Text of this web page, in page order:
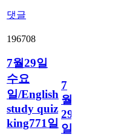
댓글
196708
7월29일
수요
일/English
study quiz
king771일
7
월
29
일